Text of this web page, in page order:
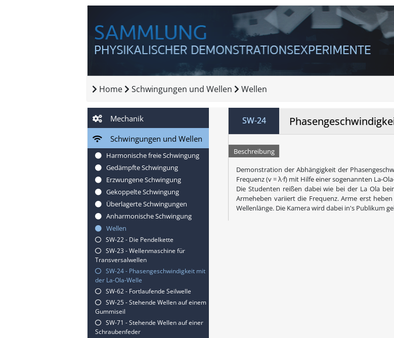
Home Schwingungen und Wellen Wellen
Mechanik
Schwingungen und Wellen
Harmonische freie Schwingung
Gedämpfte Schwingung
Erzwungene Schwingung
Gekoppelte Schwingung
Überlagerte Schwingungen
Anharmonische Schwingung
Wellen
SW-22 - Die Pendelkette
SW-23 - Wellenmaschine für
Transversalwellen
SW-24 - Phasengeschwindigkeit mit
der La-Ola-Welle
SW-62 - Fortlaufende Seilwelle
SW-25 - Stehende Wellen auf einem
Gummiseil
SW-71 - Stehende Wellen auf einer
Schraubenfeder
SW-24
Beschreibung
Demonstration der Abhängigkeit der
Frequenz (v = λ·f) mit Hilfe einer sogenannten La-
Die Studenten reißen dabei wie bei der La Ola
Armeheben variiert die Frequenz. Arme erst
Wellenlänge. Die Kamera wird dabei in's Publikum